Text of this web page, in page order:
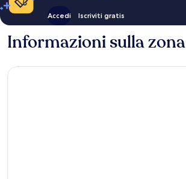
Accedi Iscriviti gratis
Informazioni sulla zona